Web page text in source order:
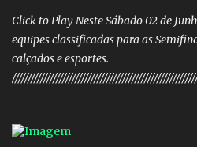
Click to Play Neste Sábado 02 de
equipes classificadas para as
calçados e esportes.
dos Santos Veículo: Rádio 730